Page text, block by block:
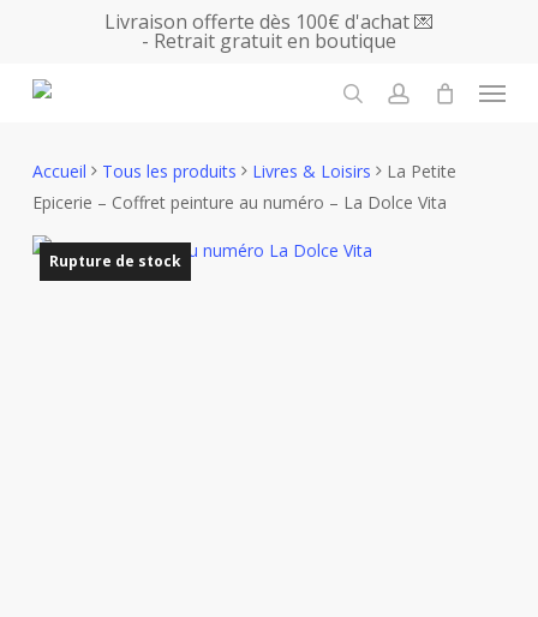
main
Livraison offerte dès 100€ d'achat 💌
- Retrait gratuit en boutique
Menu
Accueil Tous les produits Livres & Loisirs
La Petite
Epicerie – Coffret peinture au numéro – La Dolce Vita
Rupture de stock